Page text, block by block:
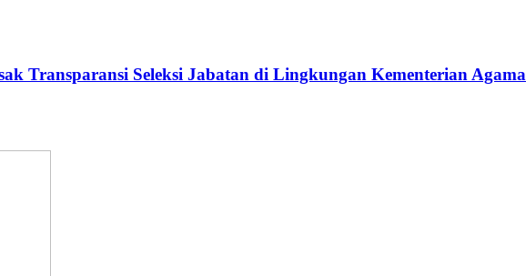
Transparansi Seleksi Jabatan di Lingkungan Kementerian Agama